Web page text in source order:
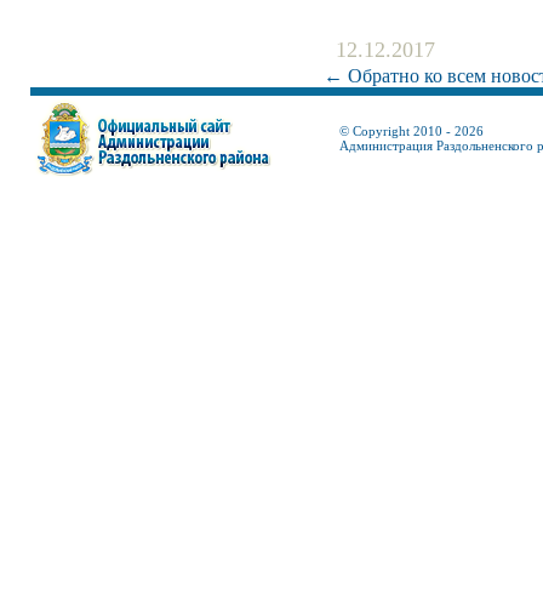
12.12.2017
← Обратно ко всем
© Copyright 2010 - 2026
Администрация Раздольненского